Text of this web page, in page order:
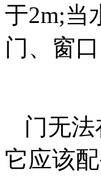
于2m;当
门、窗口
门无
它应该